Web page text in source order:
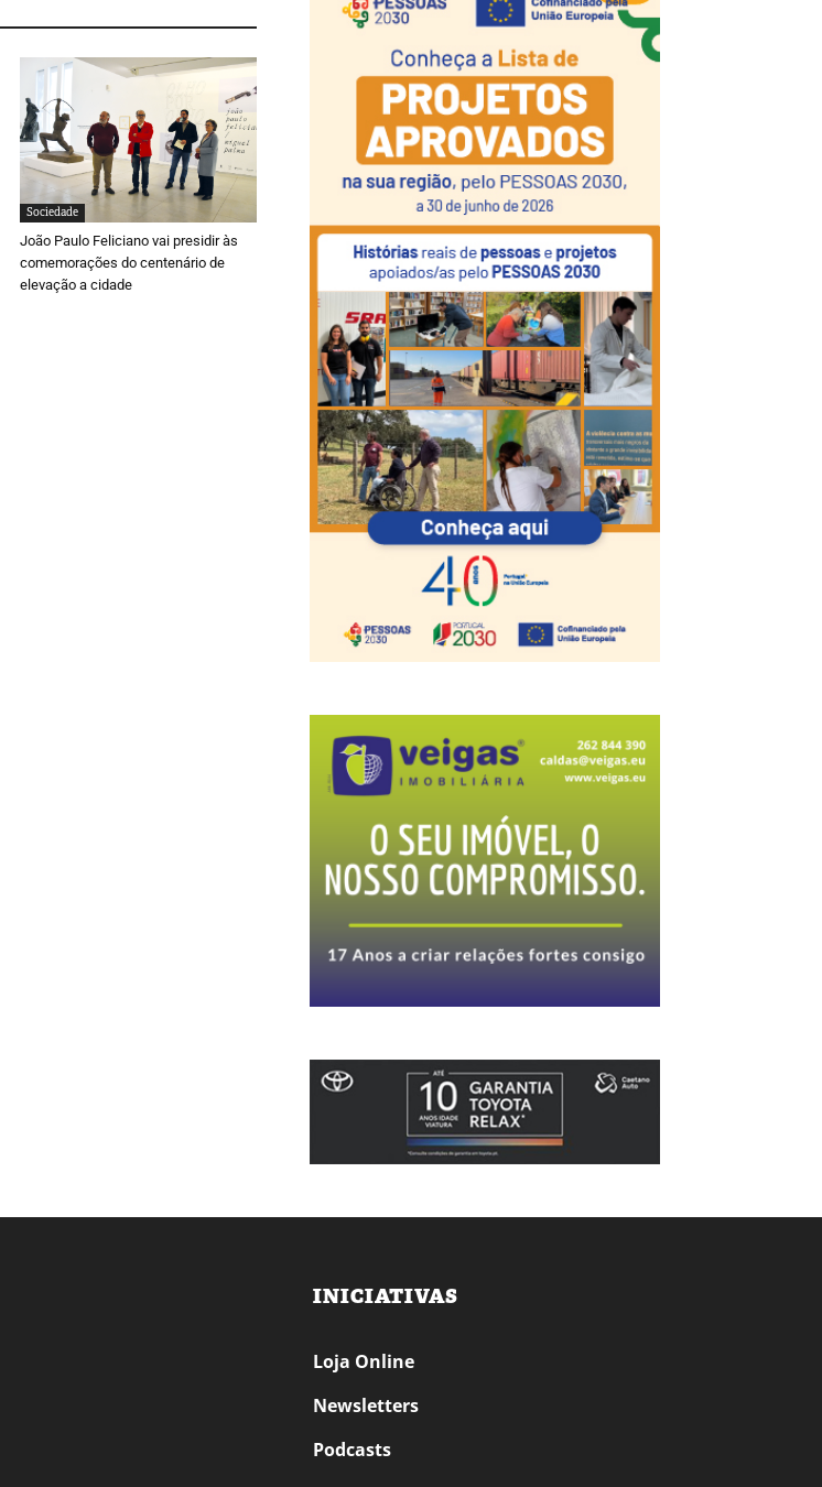
Sociedade
João Paulo Feliciano vai presidir às
comemorações do centenário de
elevação a cidade
INICIATIVAS
Loja Online
Newsletters
Podcasts